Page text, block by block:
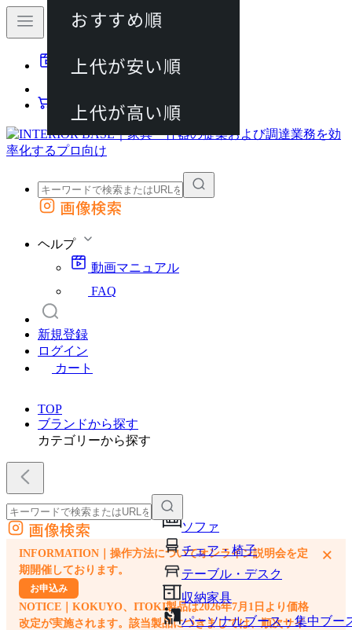
動画マニュアル
カート
外部サイトの商品をカートに追加
画像検索
ヘルプ
動画マニュアル
FAQ
新規登録
ログイン
カート
TOP
ブランドから探す
カテゴリーから探す
ソファ
チェア・椅子
テーブル・デスク
収納家具
パーソナルブース・集中ブー
外部サイトの商品をカートに追加
他のサイトで見つけた商品ページのURLを貼り付けて、カートに追加できます
画像検索
INFORMATION｜操作方法についてオンライン説明会を定
期開催しております。
お申込み
NOTICE｜KOKUYO、ITOKI製品は2026年7月1日より価格
改定が実施されます。該当製品につきましては、順次サイ
×
おすすめ順
上代が安い順
上代が高い順